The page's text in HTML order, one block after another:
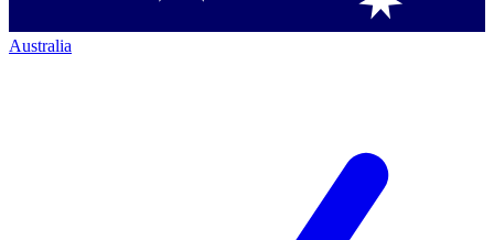
Australia